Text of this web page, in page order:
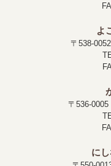
よ
〒538-
〒536-
に